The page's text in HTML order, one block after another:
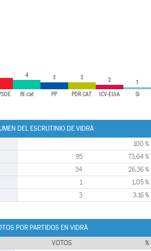
RI.cat PP PDR.CAT ICV-EUiA SI
4 3 3 2 1
DEL ESCRUTINIO DE VIDRÀ
100 %
95 73,64 %
34 26,36 %
1 1,05 %
3 3,16 %
POR PARTIDOS EN VIDRÀ
VOTOS %